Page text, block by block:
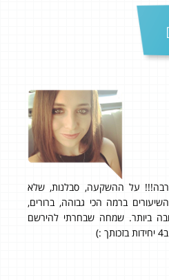
רבה!!! על ההשקעה, סבלנות, שלא
ברמה הכי גבוהה, ברורים,
ביותר. שמחה שבחרתי להירשם